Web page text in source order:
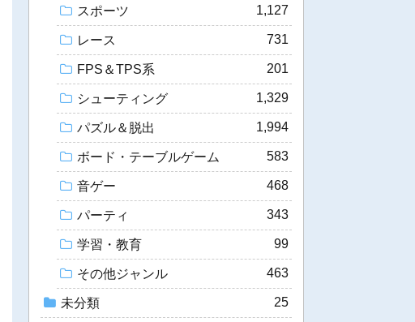
スポーツ 1,127
レース 731
FPS＆TPS系 201
シューティング 1,329
パズル＆脱出 1,994
ボード・テーブルゲーム 583
音ゲー 468
パーティ 343
学習・教育 99
その他ジャンル 463
未分類 25